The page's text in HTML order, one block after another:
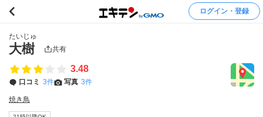
ログイン・登録
たいじゅ
大樹 共有
3.48
口コミ 3件 写真 3件
焼き鳥